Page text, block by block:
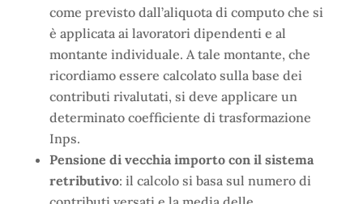
come previsto dall’aliquota di computo che si
è applicata ai lavoratori dipendenti e al
montante individuale. A tale montante, che
ricordiamo essere calcolato sulla base dei
contributi rivalutati, si deve applicare un
determinato coefficiente di trasformazione
Inps.
Pensione di vecchia importo con il sistema
retributivo: il calcolo si basa sul numero di